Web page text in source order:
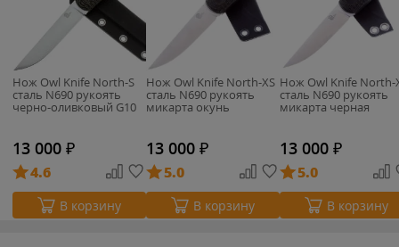
Нож Owl Knife North-S
сталь N690 рукоять
черно-оливковый G10
13 000 ₽
4.6
В корзину
Нож Owl Knife North-XS
сталь N690 рукоять
микарта окунь
13 000 ₽
5.0
В корзину
Нож Owl Knife North-
сталь N690 рукоять
микарта черная
13 000 ₽
5.0
В корзину